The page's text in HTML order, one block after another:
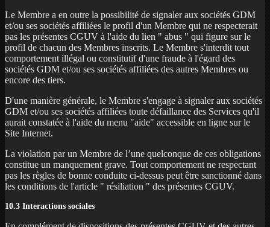
Le Membre a en outre la possibilité de signaler aux sociétés GDM
et/ou ses sociétés affiliées le profil d'un Membre qui ne respecterait
pas les présentes CGUV à l'aide du lien " abus " qui figure sur le
profil de chacun des Membres inscrits. Le Membre s'interdit tout
comportement illégal ou constitutif d'une fraude à l'égard des
sociétés GDM et/ou ses sociétés affiliées des autres Membres ou
encore des tiers.
D'une manière générale, le Membre s'engage à signaler aux sociétés
GDM et/ou ses sociétés affiliées toute défaillance des Services qu'il
aurait constatée à l'aide du menu "aide" accessible en ligne sur le
Site Internet.
La violation par un Membre de l’une quelconque de ces obligations
constitue un manquement grave. Tout comportement ne respectant
pas les règles de bonne conduite ci-dessus peut être sanctionné dans
les conditions de l'article " résiliation " des présentes CGUV.
10.3 Interactions sociales